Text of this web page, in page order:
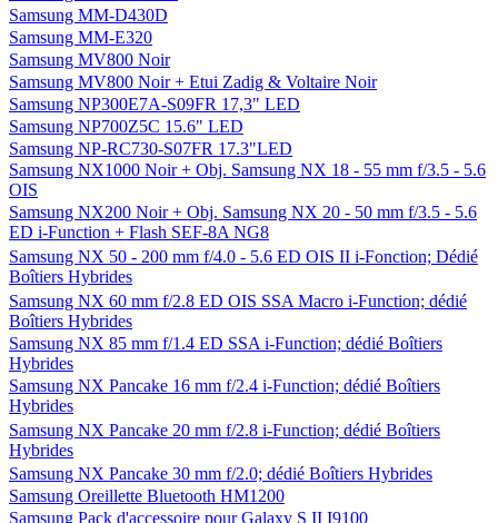
Samsung MM-D430D
Samsung MM-E320
Samsung MV800 Noir
Samsung MV800 Noir + Etui Zadig & Voltaire Noir
Samsung NP300E7A-S09FR 17,3" LED
Samsung NP700Z5C 15.6" LED
Samsung NP-RC730-S07FR 17.3"LED
Samsung NX1000 Noir + Obj. Samsung NX 18 - 55 mm f/3.5 - 5.6
OIS
Samsung NX200 Noir + Obj. Samsung NX 20 - 50 mm f/3.5 - 5.6
ED i-Function + Flash SEF-8A NG8
Samsung NX 50 - 200 mm f/4.0 - 5.6 ED OIS II i-Fonction; Dédié
Boîtiers Hybrides
Samsung NX 60 mm f/2.8 ED OIS SSA Macro i-Function; dédié
Boîtiers Hybrides
Samsung NX 85 mm f/1.4 ED SSA i-Function; dédié Boîtiers
Hybrides
Samsung NX Pancake 16 mm f/2.4 i-Function; dédié Boîtiers
Hybrides
Samsung NX Pancake 20 mm f/2.8 i-Function; dédié Boîtiers
Hybrides
Samsung NX Pancake 30 mm f/2.0; dédié Boîtiers Hybrides
Samsung Oreillette Bluetooth HM1200
Samsung Pack d'accessoire pour Galaxy S II I9100